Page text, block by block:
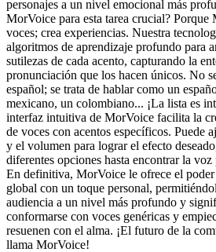
personajes a un nivel emocional más
MorVoice para esta tarea crucial? Porque
voces; crea experiencias. Nuestra
algoritmos de aprendizaje profundo para
sutilezas de cada acento, capturando la
pronunciación que los hacen únicos. No
español; se trata de hablar como un
mexicano, un colombiano... ¡La lista es
interfaz intuitiva de MorVoice facilita la
de voces con acentos específicos. Puede
y el volumen para lograr el efecto
diferentes opciones hasta encontrar la
En definitiva, MorVoice le ofrece el
global con un toque personal,
audiencia a un nivel más profundo y
conformarse con voces genéricas y
resuenen con el alma. ¡El futuro de la
llama MorVoice!